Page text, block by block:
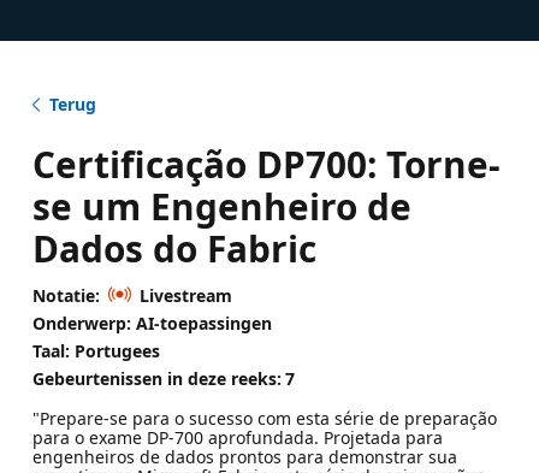
Terug
Certificação DP700: Torne-
se um Engenheiro de
Dados do Fabric
Notatie:
Livestream
Onderwerp: AI-toepassingen
Taal: Portugees
Gebeurtenissen in deze reeks: 7
"Prepare-se para o sucesso com esta série de preparação
para o exame DP-700 aprofundada. Projetada para
engenheiros de dados prontos para demonstrar sua